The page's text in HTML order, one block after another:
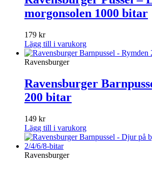
morgonsolen 1000 bitar
179 kr
Lägg till i varukorg
Ravensburger
Ravensburger
200 bitar
149 kr
Lägg till i varukorg
Ravensburger